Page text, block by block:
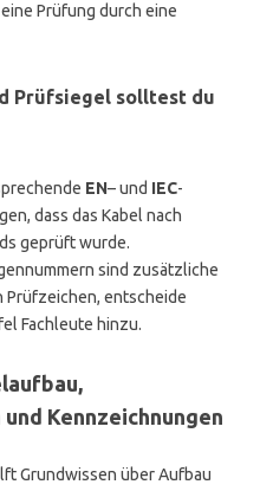
Prüfung durch eine
Prüfsiegel solltest du
EN– und IEC-
dass das Kabel nach
geprüft wurde.
sind zusätzliche
Prüfzeichen, entscheide
Fachleute hinzu.
Kennzeichnungen
Grundwissen über Aufbau